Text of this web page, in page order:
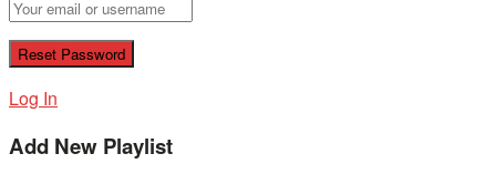
Log In
Add New Playlist